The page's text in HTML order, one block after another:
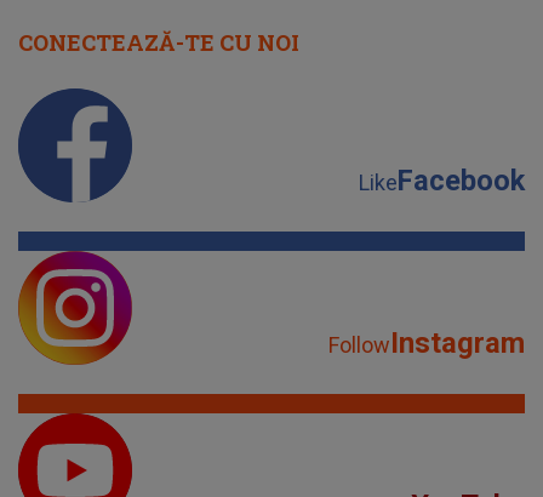
CONECTEAZĂ-TE CU NOI
LikeFacebook
FollowInstagram